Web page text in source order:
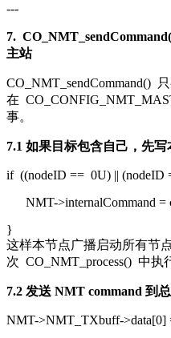
---
7.
主站
CO_NMT_sendCommand()
在
事。
7.1 如果目标包含自己，先写
if((nodeID == 0U) || (nodeID
NMT->internalCommand =
}
这样本节点广播启动所有节
次 CO_NMT_process() 中执
7.2 发送 NMT command 到
NMT->NMT_TXbuff->data[0]